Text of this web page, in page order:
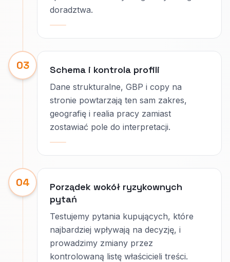
doradztwa.
03 Schema i kontrola profili
Dane strukturalne, GBP i copy na
stronie powtarzają ten sam zakres,
geografię i realia pracy zamiast
zostawiać pole do interpretacji.
04
Porządek wokół ryzykownych
pytań
Testujemy pytania kupujących, które
najbardziej wpływają na decyzję, i
prowadzimy zmiany przez
kontrolowaną listę właścicieli treści.